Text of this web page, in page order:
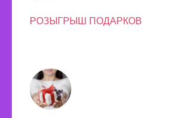
РОЗЫГРЫШ ПОДАРКОВ